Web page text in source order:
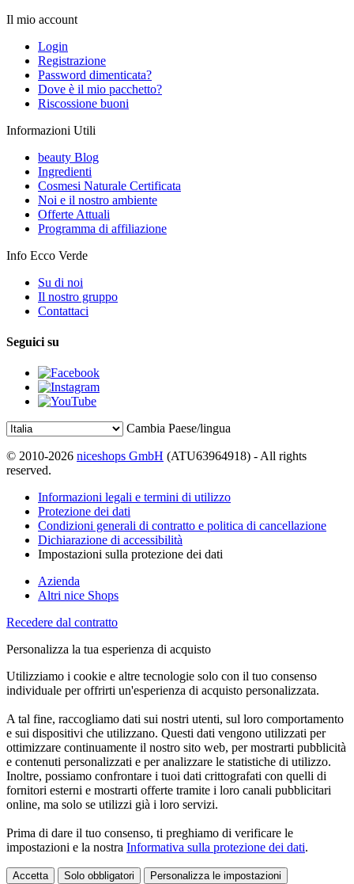
Il mio account
Login
Registrazione
Password dimenticata?
Dove è il mio pacchetto?
Riscossione buoni
Informazioni Utili
beauty Blog
Ingredienti
Cosmesi Naturale Certificata
Noi e il nostro ambiente
Offerte Attuali
Programma di affiliazione
Info Ecco Verde
Su di noi
Il nostro gruppo
Contattaci
Seguici su
Cambia Paese/lingua
© 2010-2026 niceshops GmbH (ATU63964918) - All rights
reserved.
Informazioni legali e termini di utilizzo
Protezione dei dati
Condizioni generali di contratto e politica di cancellazione
Dichiarazione di accessibilità
Impostazioni sulla protezione dei dati
Azienda
Altri nice Shops
Recedere dal contratto
Personalizza la tua esperienza di acquisto
Utilizziamo i cookie e altre tecnologie solo con il tuo consenso
individuale per offrirti un'esperienza di acquisto personalizzata.
A tal fine, raccogliamo dati sui nostri utenti, sul loro comportamento
e sui dispositivi che utilizzano. Questi dati vengono utilizzati per
ottimizzare continuamente il nostro sito web, per mostrarti pubblicità
e contenuti personalizzati e per analizzare le statistiche di utilizzo.
Inoltre, possiamo confrontare i tuoi dati crittografati con quelli di
fornitori esterni e mostrarti offerte tramite i loro canali pubblicitari
online, ma solo se utilizzi già i loro servizi.
Prima di dare il tuo consenso, ti preghiamo di verificare le
impostazioni e la nostra Informativa sulla protezione dei dati.
Accetta Solo obbligatori Personalizza le impostazioni